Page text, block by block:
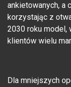
ankietowanych, a
korzystając z
2030 roku model,
klientów wielu
Dla mniejszych